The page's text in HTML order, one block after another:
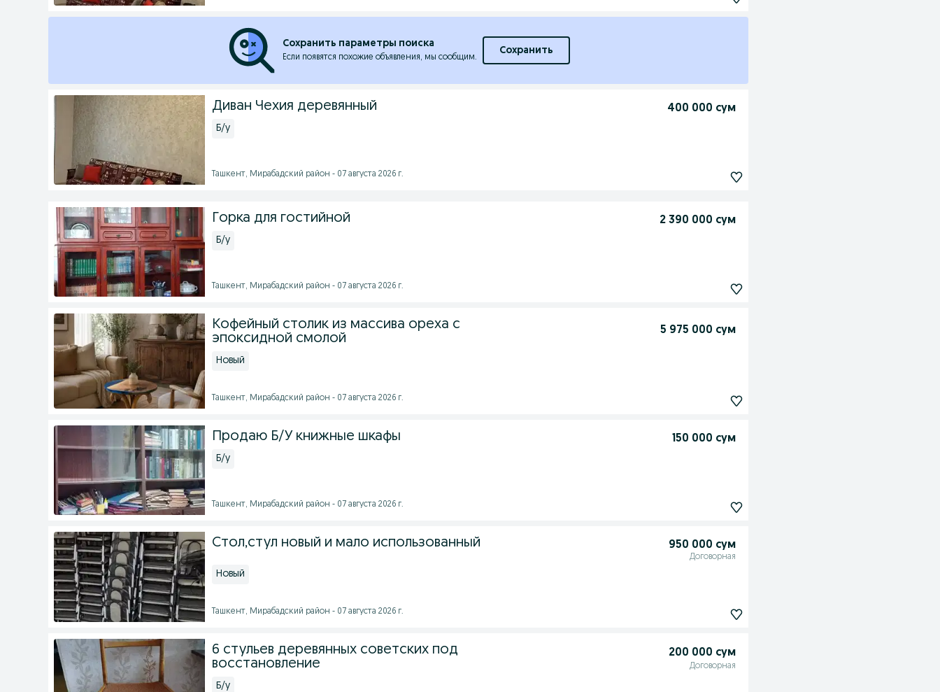
Сохранить параметры поиска
Если появятся похожие объявления, мы сообщим.
Сохранить
Диван Чехия деревянный 400 000 сум
Б/у
Ташкент, Мирабадский район - 07 августа 2026 г.
Горка для гостийной 2 390 000 сум
Б/у
Ташкент, Мирабадский район - 07 августа 2026 г.
Кофейный столик из массива ореха с
эпоксидной смолой
5 975 000 сум
Новый
Ташкент, Мирабадский район - 07 августа 2026 г.
Продаю Б/У книжные шкафы 150 000 сум
Б/у
Ташкент, Мирабадский район - 07 августа 2026 г.
Стол,стул новый и мало использованный 950 000 сум
Договорная
Новый
Ташкент, Мирабадский район - 07 августа 2026 г.
6 стульев деревянных советских под
восстановление
200 000 сум
Договорная
Б/у